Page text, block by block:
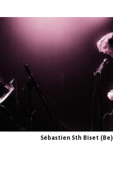
Sébastien Sth Biset (Be)